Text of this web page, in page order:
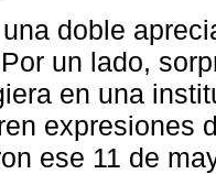
doble
un lado,
en una
expresiones
ese 11 de